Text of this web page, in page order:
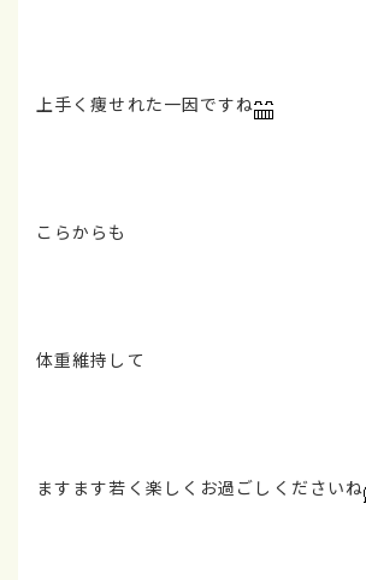
上手く痩せれた一因ですね
こらからも
体重維持して
ますます若く楽しくお過ごしくださいね